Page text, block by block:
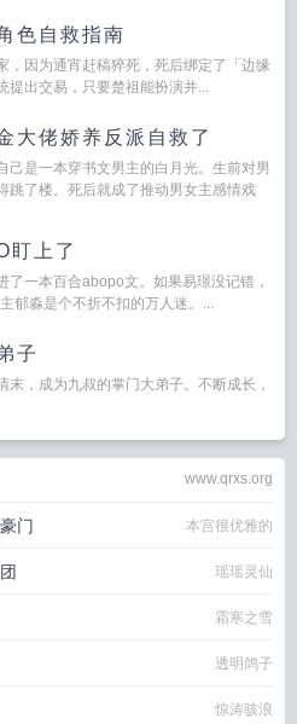
色自救指南
，因为通宵赶稿猝死，死后绑定了「边缘
提出交易，只要楚祖能扮演并...
大佬娇养反派自救了
己是一本穿书文男主的白月光。生前对男
跳了楼。死后就成了推动男女主感情戏
盯上了
了一本百合abopo文。如果易璟没记错，
郁淼是个不折不扣的万人迷。...
子
末，成为九叔的掌门大弟子。不断成长，
www.qrxs.org
门 本宫很优雅的
瑶瑶灵仙
霜寒之雪
透明鸽子
惊涛骇浪